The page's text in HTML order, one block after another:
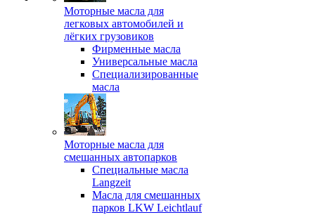
Моторные масла для
легковых автомобилей и
лёгких грузовиков
Фирменные масла
Универсальные масла
Специализированные
масла
Моторные масла для
смешанных автопарков
Специальные масла
Langzeit
Масла для смешанных
парков LKW Leichtlauf